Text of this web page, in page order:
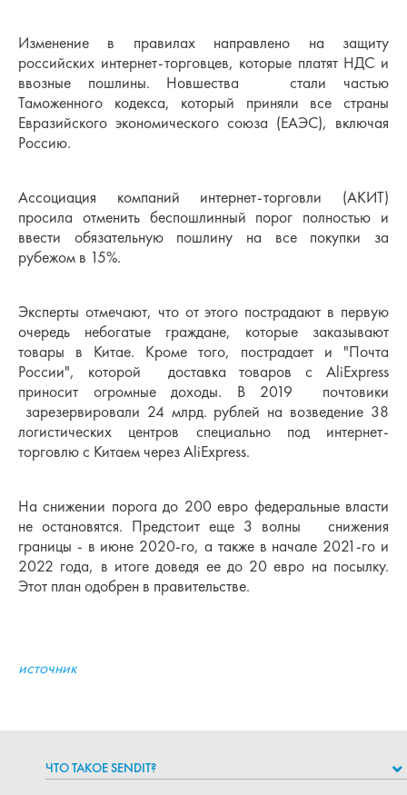
ЧТО ТАКОЕ SENDIT?
Изменение в правилах направлено на защиту
российских интернет-торговцев, которые платят НДС и
ввозные пошлины. Новшества стали частью
Таможенного кодекса, который приняли все страны
Евразийского экономического союза (ЕАЭС), включая
Россию.
Ассоциация компаний интернет-торговли (АКИТ)
просила отменить беспошлинный порог полностью и
ввести обязательную пошлину на все покупки за
рубежом в 15%.
Эксперты отмечают, что от этого пострадают в первую
очередь небогатые граждане, которые заказывают
товары в Китае. Кроме того, пострадает и "Почта
России", которой доставка товаров с AliExpress
приносит огромные доходы. В 2019 почтовики
зарезервировали 24 млрд. рублей на возведение 38
логистических центров специально под интернет-
торговлю с Китаем через AliExpress.
На снижении порога до 200 евро федеральные власти
не остановятся. Предстоит еще 3 волны снижения
границы - в июне 2020-го, а также в начале 2021-го и
2022 года, в итоге доведя ее до 20 евро на посылку.
Этот план одобрен в правительстве.
источник